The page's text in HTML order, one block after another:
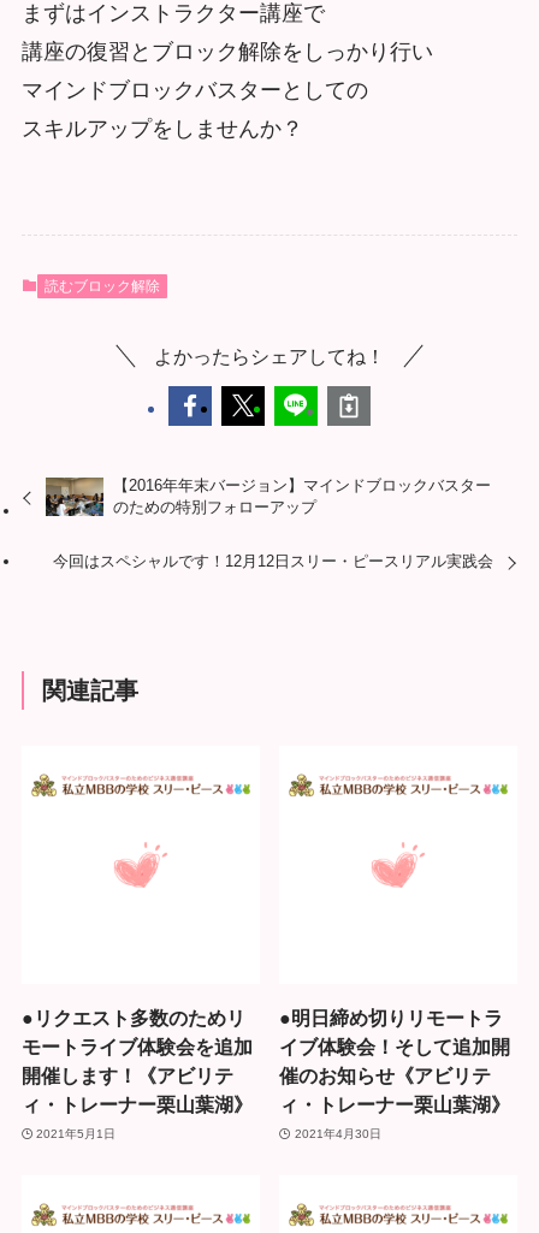
まずはインストラクター講座で
講座の復習とブロック解除をしっかり行い
マインドブロックバスターとしての
スキルアップをしませんか？
読むブロック解除
よかったらシェアしてね！
【2016年年末バージョン】マインドブロックバスター
のための特別フォローアップ
今回はスペシャルです！12月12日スリー・ピースリアル実践会
関連記事
●リクエスト多数のためリ
モートライブ体験会を追加
開催します！《アビリテ
ィ・トレーナー栗山葉湖》
2021年5月1日
●明日締め切りリモートラ
イブ体験会！そして追加開
催のお知らせ《アビリテ
ィ・トレーナー栗山葉湖》
2021年4月30日